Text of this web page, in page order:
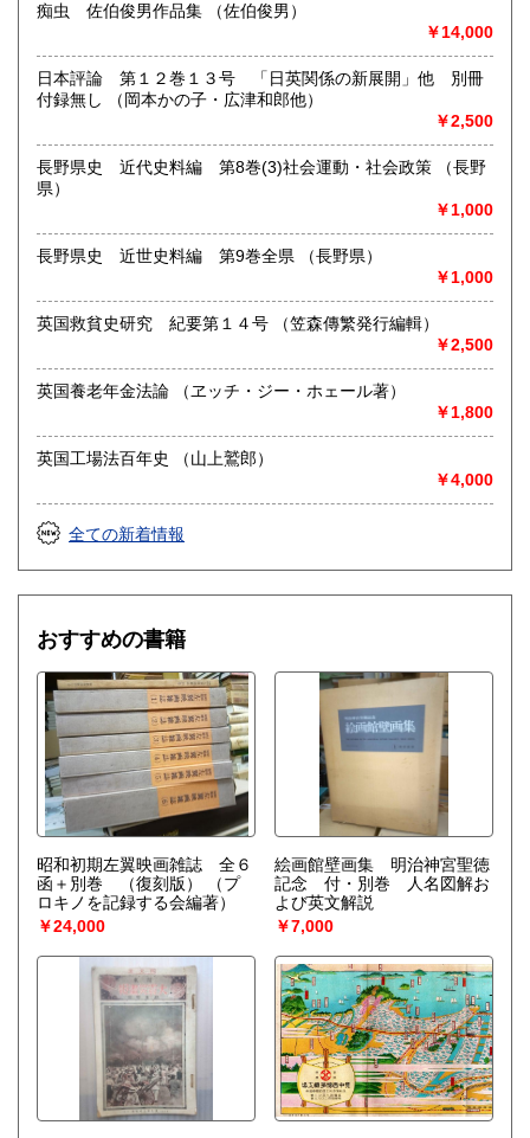
痴虫 佐伯俊男作品集 （佐伯俊男）
￥14,000
日本評論 第１２巻１３号 「日英関係の新展開」他 別冊
付録無し （岡本かの子・広津和郎他）
￥2,500
長野県史 近代史料編 第8巻(3)社会運動・社会政策 （長野
県）
￥1,000
長野県史 近世史料編 第9巻全県 （長野県）
￥1,000
英国救貧史研究 紀要第１４号 （笠森傳繁発行編輯）
￥2,500
英国養老年金法論 （ヱッチ・ジー・ホェール著）
￥1,800
英国工場法百年史 （山上鷲郎）
￥4,000
全ての新着情報
おすすめの書籍
昭和初期左翼映画雑誌 全６
函＋別巻 （復刻版）
（プ
ロキノを記録する会編著）
￥24,000
絵画館壁画集 明治神宮聖徳
記念 付・別巻 人名図解お
よび英文解説
￥7,000